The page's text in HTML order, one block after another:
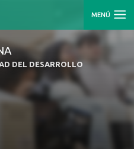
MENÚ
DEL DESARROLLO